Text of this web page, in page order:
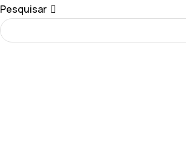
Pesquisar